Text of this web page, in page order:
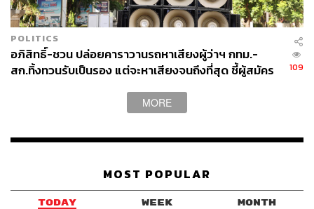
POLITICS
อภิสิทธิ์-ชวน ปล่อยคาราวานรถหาเสียงผู้ว่าฯ กทม.-
สก.ทิ้งทวนรับเป็นรอง แต่จะหาเสียงจนถึงที่สุด ชี้ผู้สมัคร
109
MORE
MOST POPULAR
TODAY WEEK MONTH